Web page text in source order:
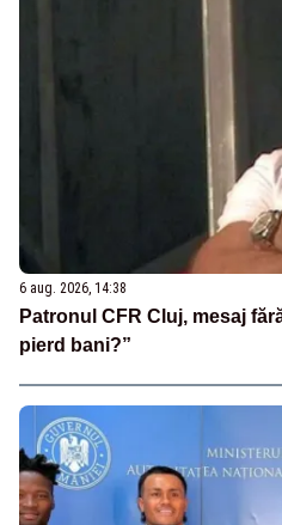
6 aug. 2026, 14:38
Patronul CFR Cluj, mesaj
pierd bani?”